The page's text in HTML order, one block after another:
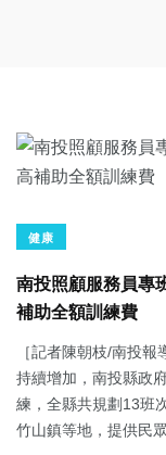
健康
南投照顧服務員專
補助全額訓練費
［記者陳朝枝/南投
持續增加，南投縣政
練，全縣共規劃13班
竹山鎮等地，提供民